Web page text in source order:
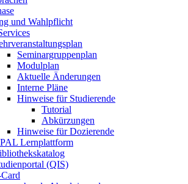
und Wahlpflicht
Seminargruppenplan
Modulplan
Aktuelle Änderungen
Interne Pläne
Hinweise für Studierende
Tutorial
Abkürzungen
Hinweise für Dozierende
Lernplattform
(QIS)